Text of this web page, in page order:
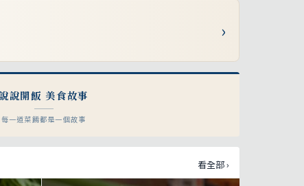
›
說開飯 美食故事
每一道菜餚都是一個故事
看全部 ›